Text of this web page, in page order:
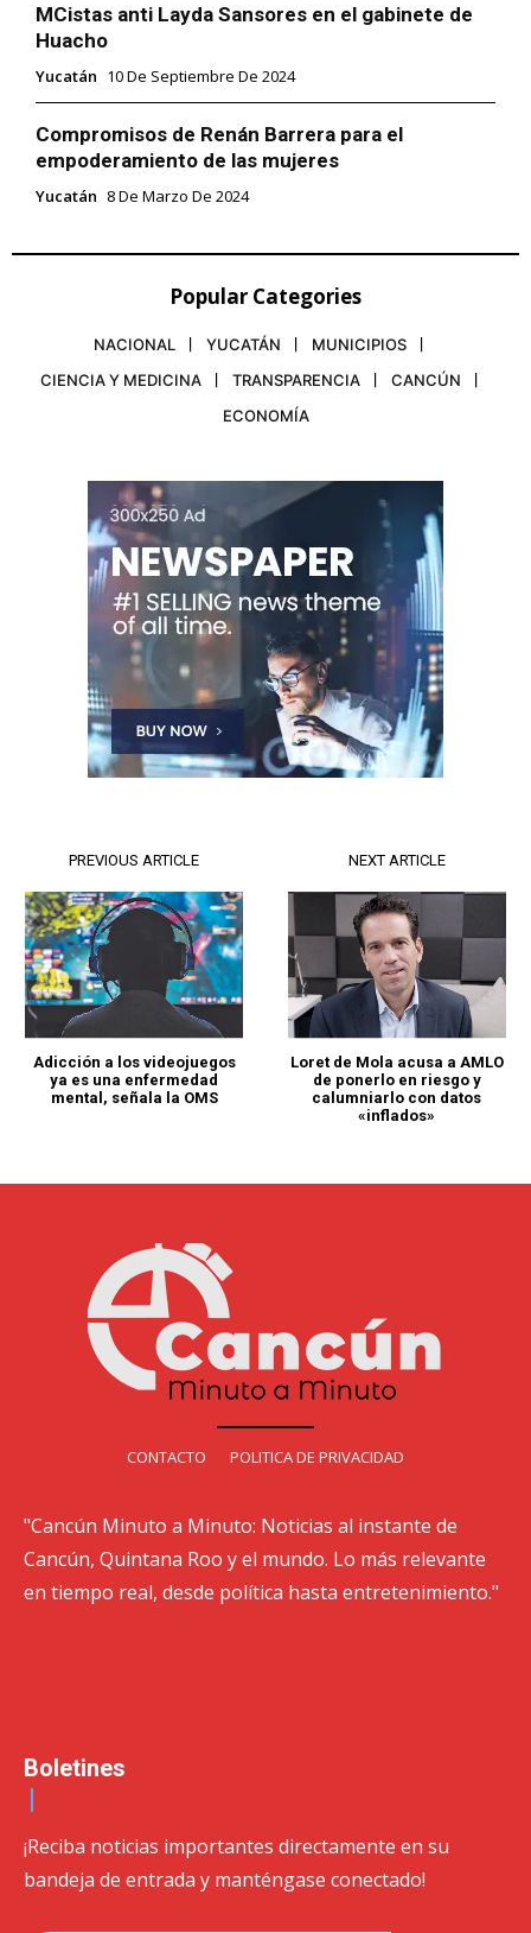
MCistas anti Layda Sansores en el gabinete de
Huacho
Yucatán 10 De Septiembre De 2024
Compromisos de Renán Barrera para el
empoderamiento de las mujeres
Yucatán 8 De Marzo De 2024
Popular Categories
NACIONAL YUCATÁN
MUNICIPIOS
CIENCIA Y MEDICINA
TRANSPARENCIA
CANCÚN
ECONOMÍA
PREVIOUS ARTICLE
Adicción a los videojuegos
ya es una enfermedad
mental, señala la OMS
NEXT ARTICLE
Loret de Mola acusa a AMLO
de ponerlo en riesgo y
calumniarlo con datos
«inflados»
CONTACTO POLITICA DE PRIVACIDAD
"Cancún Minuto a Minuto: Noticias al instante de
Cancún, Quintana Roo y el mundo. Lo más relevante
en tiempo real, desde política hasta entretenimiento."
Boletines
¡Reciba noticias importantes directamente en su
bandeja de entrada y manténgase conectado!